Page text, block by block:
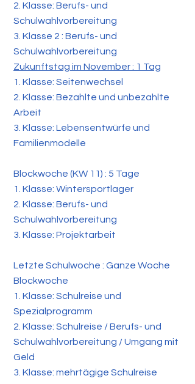
2. Klasse: Berufs- und
Schulwahlvorbereitung
3. Klasse 2 : Berufs- und
Schulwahlvorbereitung
Zukunftstag im November : 1 Tag
1. Klasse: Seitenwechsel
2. Klasse: Bezahlte und unbezahlte
Arbeit
3. Klasse: Lebensentwürfe und
Familienmodelle
Blockwoche (KW 11) : 5 Tage
1. Klasse: Wintersportlager
2. Klasse: Berufs- und
Schulwahlvorbereitung
3. Klasse: Projektarbeit
Letzte Schulwoche : Ganze Woche
Blockwoche
1. Klasse: Schulreise und
Spezialprogramm
2. Klasse: Schulreise / Berufs- und
Schulwahlvorbereitung / Umgang mit
Geld
3. Klasse: mehrtägige Schulreise